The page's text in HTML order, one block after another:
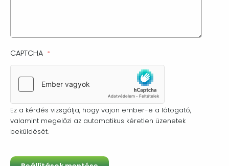
CAPTCHA
Ez a kérdés vizsgálja, hogy vajon ember-e a látogató,
valamint megelőzi az automatikus kéretlen üzenetek
beküldését.